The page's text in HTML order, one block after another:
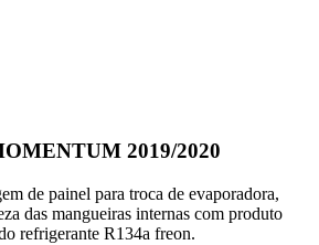
2019/2020
de painel para troca de evaporadora,
das mangueiras internas com produto
refrigerante R134a freon.